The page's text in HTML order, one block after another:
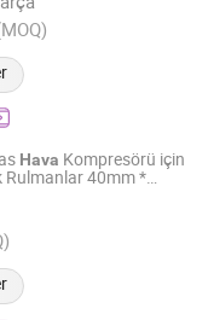
Hava Kompresörü için
Rulmanlar 40mm *